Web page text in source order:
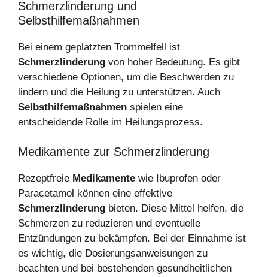
Schmerzlinderung und
Selbsthilfemaßnahmen
Bei einem geplatzten Trommelfell ist
Schmerzlinderung von hoher Bedeutung. Es gibt
verschiedene Optionen, um die Beschwerden zu
lindern und die Heilung zu unterstützen. Auch
Selbsthilfemaßnahmen spielen eine
entscheidende Rolle im Heilungsprozess.
Medikamente zur Schmerzlinderung
Rezeptfreie Medikamente wie Ibuprofen oder
Paracetamol können eine effektive
Schmerzlinderung bieten. Diese Mittel helfen, die
Schmerzen zu reduzieren und eventuelle
Entzündungen zu bekämpfen. Bei der Einnahme ist
es wichtig, die Dosierungsanweisungen zu
beachten und bei bestehenden gesundheitlichen